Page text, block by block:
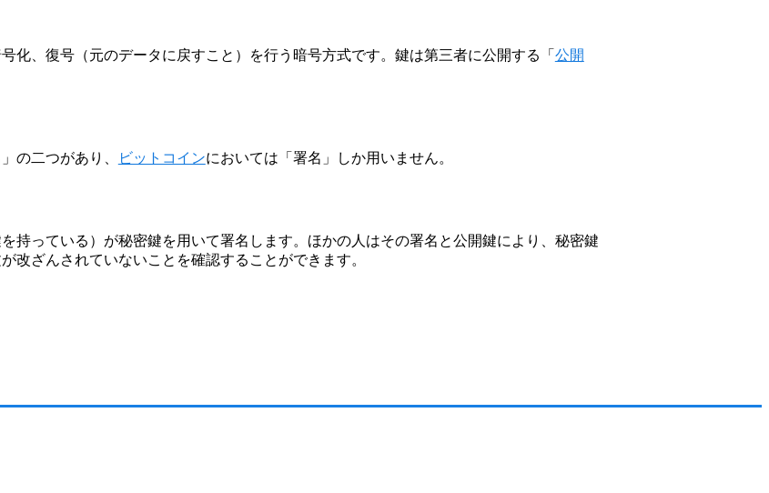
化、復号（元のデータに戻すこと）を行う暗号方式です。鍵は第三者に公開する「 公開
の二つがあり、 ビットコインにおいては「署名」しか用いません。
持っている）が秘密鍵を用いて署名します。ほかの人はその署名と公開鍵により、秘密鍵
改ざんされていないことを確認することができます。